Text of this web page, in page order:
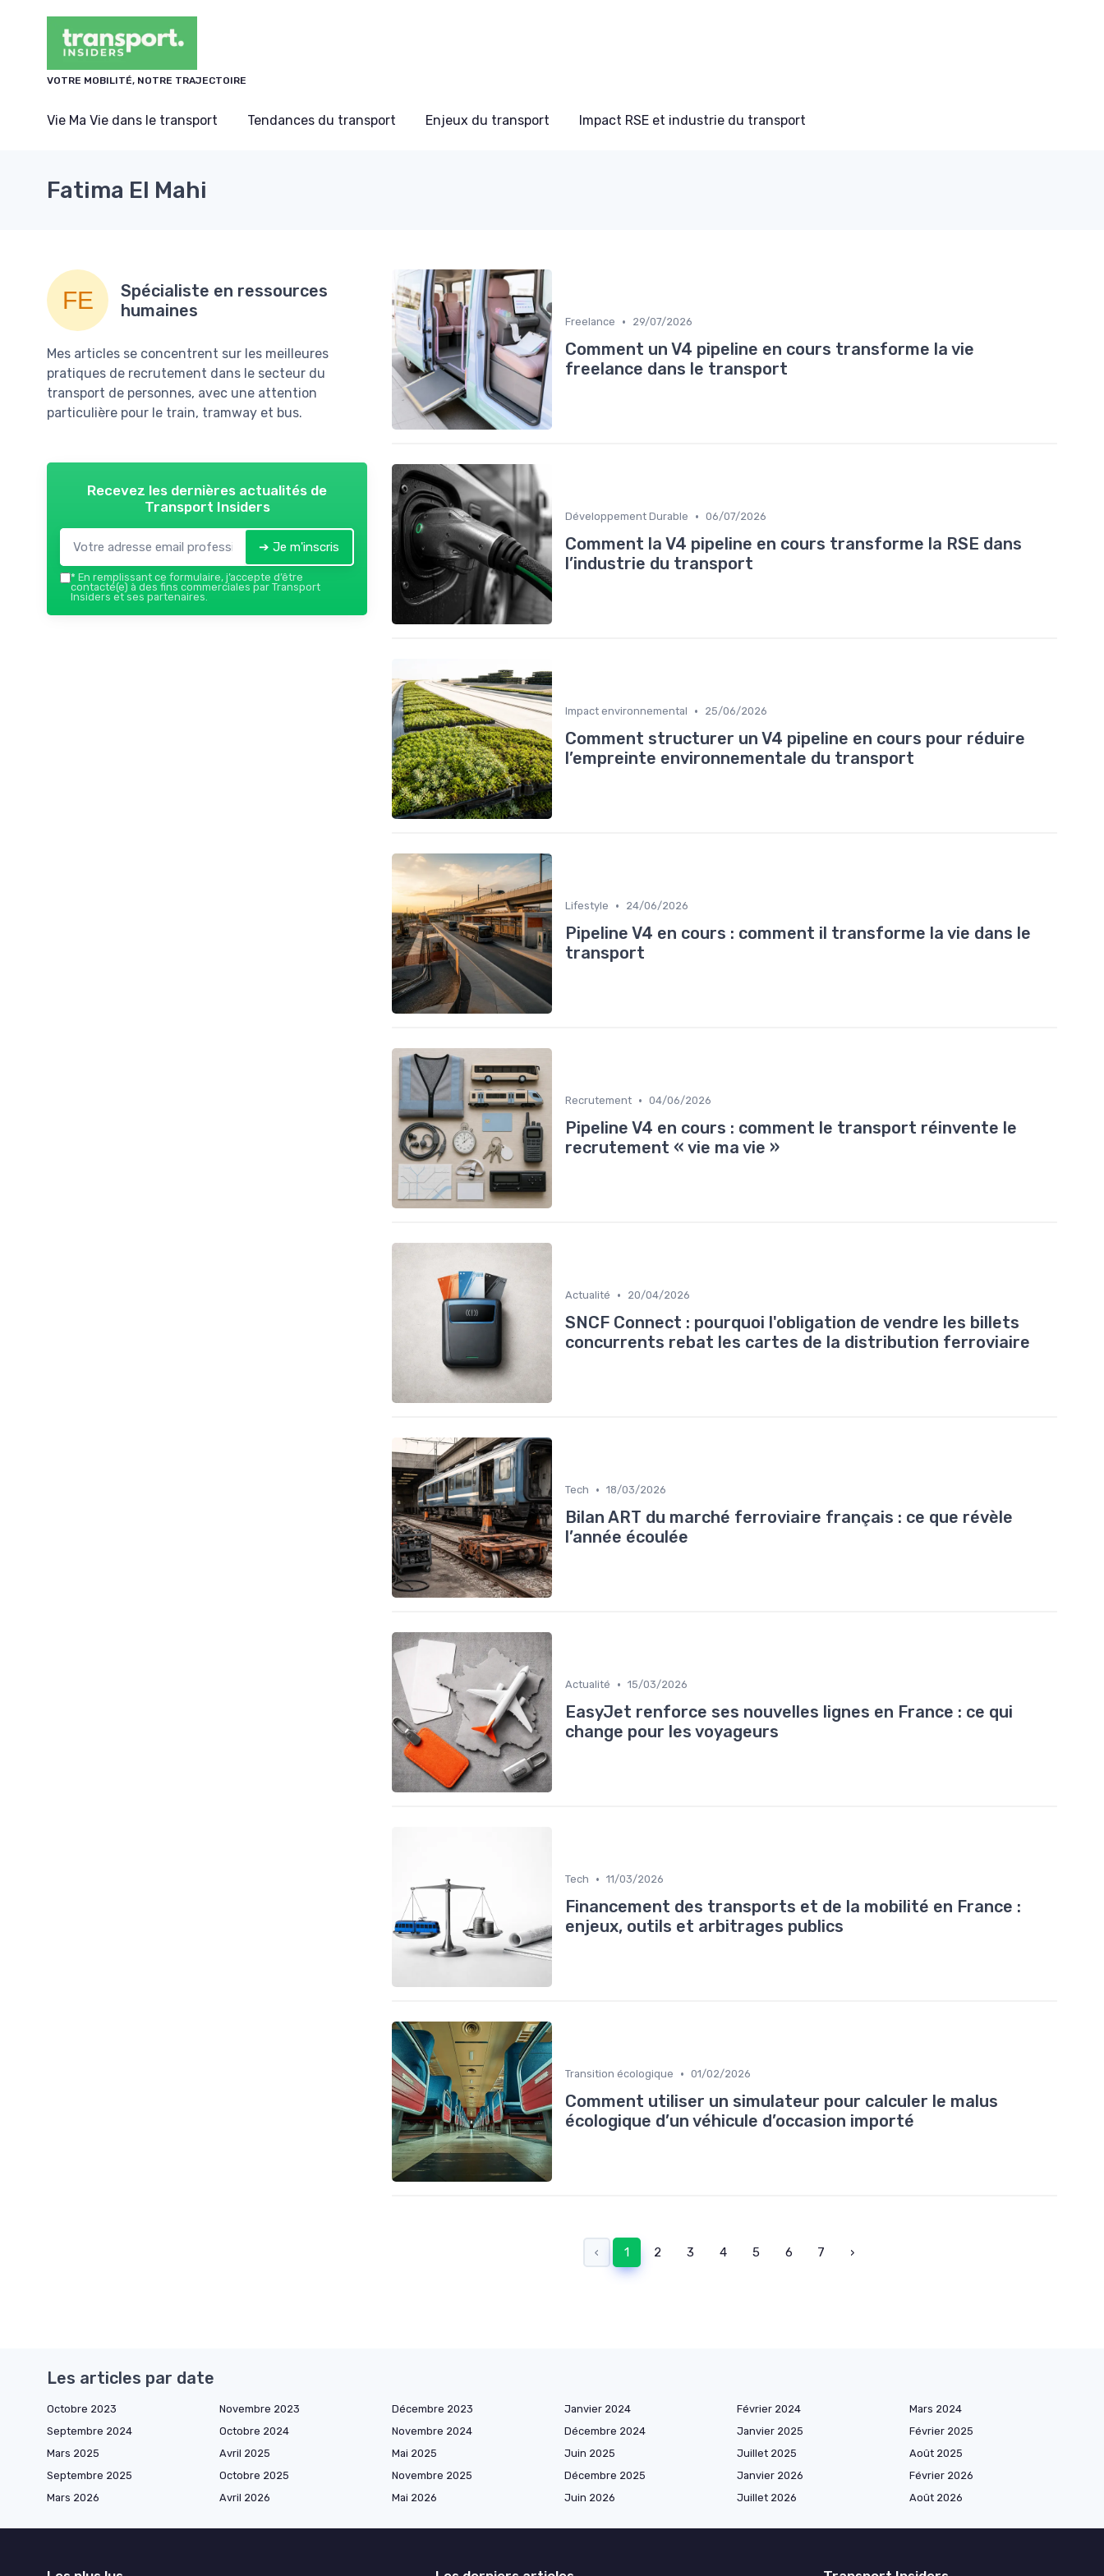
VOTRE MOBILITÉ, NOTRE TRAJECTOIRE
Vie Ma Vie dans le transport Tendances du transport Enjeux du transport Impact RSE et industrie du transport
Fatima El Mahi
Spécialiste en ressources
humaines
Mes articles se concentrent sur les meilleures
pratiques de recrutement dans le secteur du
transport de personnes, avec une attention
particulière pour le train, tramway et bus.
Recevez les dernières actualités de
Transport Insiders
➔ Je m'inscris
* En remplissant ce formulaire, j’accepte d’être
contacté(e) à des fins commerciales par Transport
Insiders et ses partenaires.
Freelance • 29/07/2026
Comment un V4 pipeline en cours transforme la vie
freelance dans le transport
Développement Durable • 06/07/2026
Comment la V4 pipeline en cours transforme la RSE dans
l’industrie du transport
Impact environnemental • 25/06/2026
Comment structurer un V4 pipeline en cours pour réduire
l’empreinte environnementale du transport
Lifestyle • 24/06/2026
Pipeline V4 en cours : comment il transforme la vie dans le
transport
Recrutement • 04/06/2026
Pipeline V4 en cours : comment le transport réinvente le
recrutement « vie ma vie »
Actualité • 20/04/2026
SNCF Connect : pourquoi l'obligation de vendre les billets
concurrents rebat les cartes de la distribution ferroviaire
Tech • 18/03/2026
Bilan ART du marché ferroviaire français : ce que révèle
l’année écoulée
Actualité • 15/03/2026
EasyJet renforce ses nouvelles lignes en France : ce qui
change pour les voyageurs
Tech • 11/03/2026
Financement des transports et de la mobilité en France :
enjeux, outils et arbitrages publics
Transition écologique • 01/02/2026
Comment utiliser un simulateur pour calculer le malus
écologique d’un véhicule d’occasion importé
‹ 1 2 3 4 5 6 7 ›
Les articles par date
Octobre 2023 Novembre 2023 Décembre 2023 Janvier 2024 Février 2024
Mars 2024
Septembre 2024
Octobre 2024 Novembre 2024 Décembre 2024 Janvier 2025
Février 2025
Mars 2025
Avril 2025 Mai 2025 Juin 2025 Juillet 2025
Août 2025
Septembre 2025
Octobre 2025 Novembre 2025 Décembre 2025 Janvier 2026
Février 2026
Mars 2026
Avril 2026 Mai 2026 Juin 2026 Juillet 2026 Août 2026